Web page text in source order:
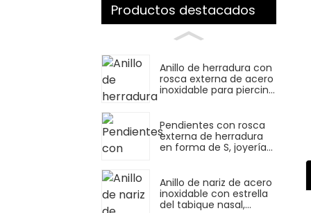
Productos destacados
Anillo de herradura con
rosca externa de acero
inoxidable para piercing
Pendientes con rosca
externa de herradura
en forma de S, joyería
Anillo de nariz de acero
inoxidable con estrella
del tabique nasal,